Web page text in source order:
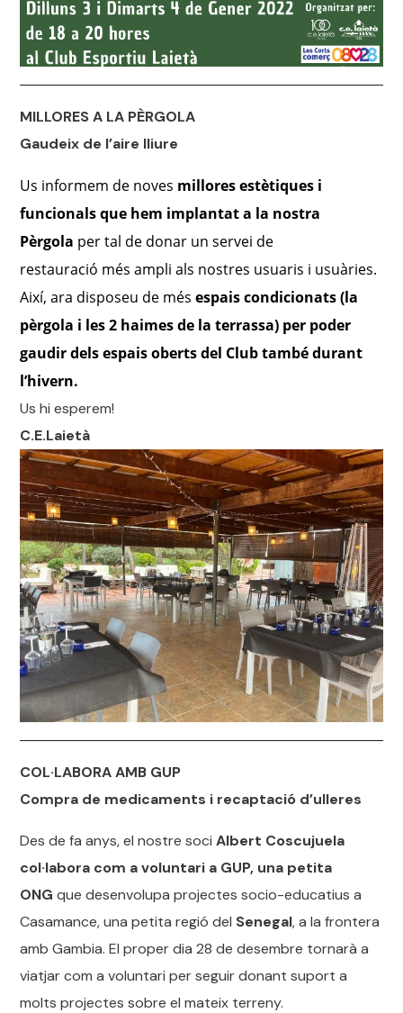
MILLORES A LA PÈRGOLA
Gaudeix de l’aire lliure
Us informem de noves millores estètiques i
funcionals que hem implantat a la nostra
Pèrgola per tal de donar un servei de
restauració més ampli als nostres usuaris i usuàries.
Així, ara disposeu de mésespais condicionats (la
pèrgola i les 2 haimes de la terrassa) per poder
gaudir dels espais oberts del Club també durant
l’hivern.
Us hi esperem!
C.E.Laietà
COL·LABORA AMB GUP
Compra de medicaments i recaptació d’ulleres
Des de fa anys, el nostre sociAlbert Coscujuela
col·labora com a voluntari a GUP, una petita
ONG que desenvolupa projectes socio-educatius a
Casamance, una petita regió del Senegal, a la frontera
amb Gambia. El proper dia 28 de desembre tornarà a
viatjar com a voluntari per seguir donant suport a
molts projectes sobre el mateix terreny.